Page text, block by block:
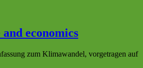
economics
zum Klimawandel, vorgetragen auf